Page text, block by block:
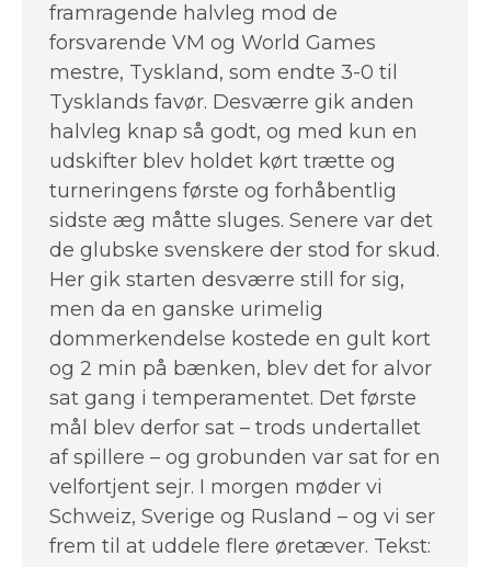
framragende halvleg mod de
forsvarende VM og World Games
mestre, Tyskland, som endte 3-0 til
Tysklands favør. Desværre gik anden
halvleg knap så godt, og med kun en
udskifter blev holdet kørt trætte og
turneringens første og forhåbentlig
sidste æg måtte sluges. Senere var det
de glubske svenskere der stod for skud.
Her gik starten desværre still for sig,
men da en ganske urimelig
dommerkendelse kostede en gult kort
og 2 min på bænken, blev det for alvor
sat gang i temperamentet. Det første
mål blev derfor sat – trods undertallet
af spillere – og grobunden var sat for en
velfortjent sejr. I morgen møder vi
Schweiz, Sverige og Rusland – og vi ser
frem til at uddele flere øretæver. Tekst: